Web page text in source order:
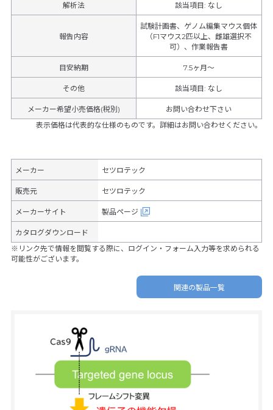
解析法 該当項目: なし
報告内容
試験計画書、ゲノム編集マウス個体
（F1マウス2匹以上、雌雄選択不
可）、作業報告書
目安納期 7.5ヶ月～
その他 該当項目: なし
メーカー希望小売価格(税別)
お問い合わせ下さい
表示価格は代表的な仕様のものです。詳細はお問い合わせください。
メーカー セツロテック
販売元 セツロテック
メーカーサイト 製品ページ
カタログダウンロード
※リンク先で情報を閲覧する際に、ログイン・フォーム入力等を求められる
可能性がございます。
関連の製品一覧